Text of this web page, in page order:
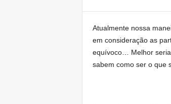
Atualmente nossa
em consideração as
equívoco… Melhor
sabem como ser o que